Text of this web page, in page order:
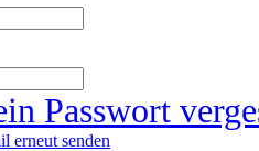
Passwort
erneut senden